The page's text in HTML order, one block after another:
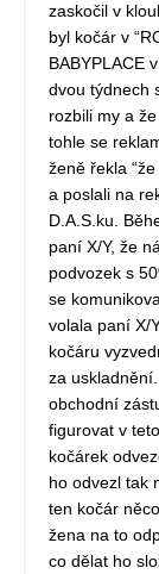
zaskočil v
byl kočár v
BABYPLACE
dvou týdnech
rozbili my a
tohle se
ženě řekla
a poslali na
D.A.S.ku.
paní X/Y, že
podvozek s
se
volala paní X/
kočáru
za
obchodní
figurovat v
kočárek
ho odvezl tak
ten kočár
žena na to
co dělat ho